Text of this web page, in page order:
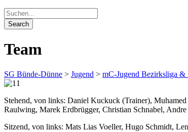
Team
SG Bünde-Dünne > Jugend > mC-Jugend Bezirksliga &
Stehend, von links: Daniel Kuckuck (Trainer),
Raulwing, Marek Erdbrügger, Christian Schnabel,
Sitzend, von links: Mats Lias Voeller, Hugo Schmidt,